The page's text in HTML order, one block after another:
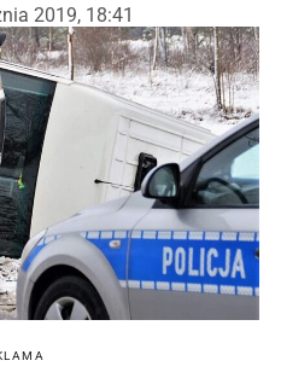
2019, 18:41